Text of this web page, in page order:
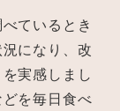
ているとき
になり、改
実感しまし
を毎日食べ